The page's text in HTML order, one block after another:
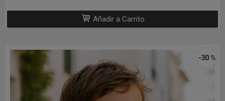
Añadir a Carrito
-30 %